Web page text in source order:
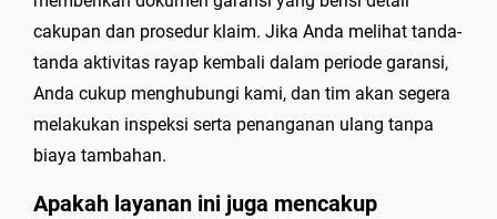
cakupan dan prosedur klaim. Jika Anda melihat tanda-
tanda aktivitas rayap kembali dalam periode garansi,
Anda cukup menghubungi kami, dan tim akan segera
melakukan inspeksi serta penanganan ulang tanpa
biaya tambahan.
Apakah layanan ini juga mencakup